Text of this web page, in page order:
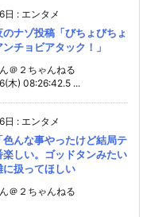
日 : エンタメ
ナゾ投稿「びちょびちょ
チョビアタック！」
＠２ちゃんねる
木) 08:26:42.5 ...
日 : エンタメ
色んな事やったけど結局テ
楽しい。ゴッドタンみたい
に扱ってほしい
＠２ちゃんねる